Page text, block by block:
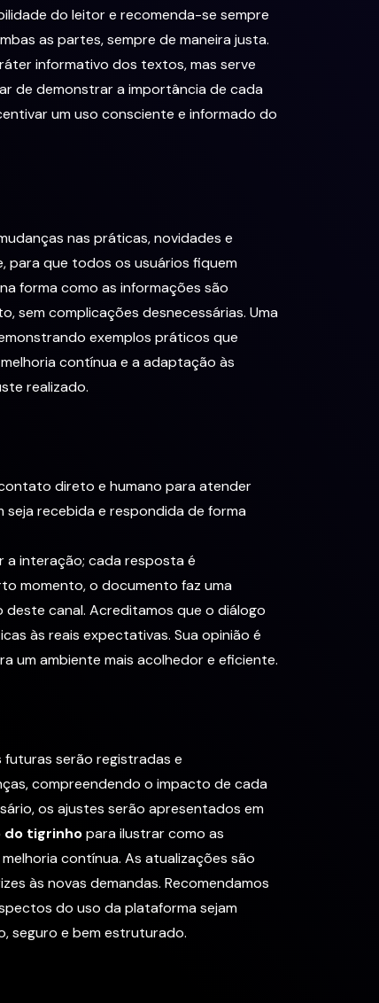
do leitor e recomenda-se sempre
as partes, sempre de maneira justa.
informativo dos textos, mas serve
de demonstrar a importância de cada
um uso consciente e informado do
nas práticas, novidades e
para que todos os usuários fiquem
forma como as informações são
sem complicações desnecessárias. Uma
exemplos práticos que
contínua e a adaptação às
realizado.
direto e humano para atender
seja recebida e respondida de forma
a interação; cada resposta é
momento, o documento faz uma
canal. Acreditamos que o diálogo
às reais expectativas. Sua opinião é
um ambiente mais acolhedor e eficiente.
serão registradas e
compreendendo o impacto de cada
os ajustes serão apresentados em
do tigrinhopara ilustrar como as
contínua. As atualizações são
às novas demandas. Recomendamos
do uso da plataforma sejam
seguro e bem estruturado.